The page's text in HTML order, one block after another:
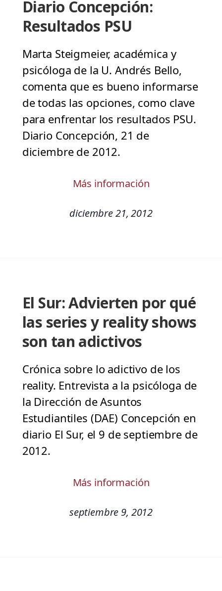
Diario Concepción:
Resultados PSU
Marta Steigmeier, académica y
psicóloga de la U. Andrés Bello,
comenta que es bueno informarse
de todas las opciones, como clave
para enfrentar los resultados PSU.
Diario Concepción, 21 de
diciembre de 2012.
Más información
diciembre 21, 2012
El Sur: Advierten por qué
las series y reality shows
son tan adictivos
Crónica sobre lo adictivo de los
reality. Entrevista a la psicóloga de
la Dirección de Asuntos
Estudiantiles (DAE) Concepción en
diario El Sur, el 9 de septiembre de
2012.
Más información
septiembre 9, 2012